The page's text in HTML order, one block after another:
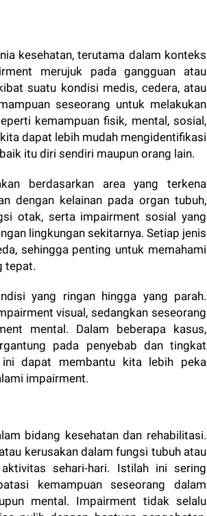
kesehatan, terutama dalam konteks
merujuk pada gangguan atau
suatu kondisi medis, cedera, atau
seseorang untuk melakukan
kemampuan fisik, mental, sosial,
dapat lebih mudah mengidentifikasi
itu diri sendiri maupun orang lain.
berdasarkan area yang terkena
dengan kelainan pada organ tubuh,
otak, serta impairment sosial yang
lingkungan sekitarnya. Setiap jenis
sehingga penting untuk memahami
tepat.
yang ringan hingga yang parah.
visual, sedangkan seseorang
mental. Dalam beberapa kasus,
pada penyebab dan tingkat
ini dapat membantu kita lebih peka
impairment.
bidang kesehatan dan rehabilitasi.
kerusakan dalam fungsi tubuh atau
sehari-hari. Istilah ini sering
kemampuan seseorang dalam
mental. Impairment tidak selalu